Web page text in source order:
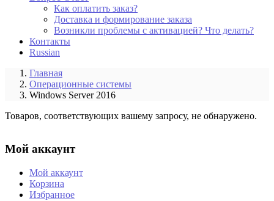
Как оплатить заказ?
Доставка и формирование заказа
Возникли проблемы с активацией? Что делать?
Контакты
Russian
Главная
Операционные системы
Windows Server 2016
Товаров, соответствующих вашему запросу, не обнаружено.
Мой аккаунт
Мой аккаунт
Корзина
Избранное